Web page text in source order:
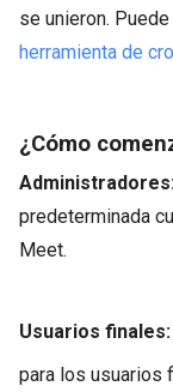
se unieron.
herramienta de
¿Cómo
predeterminada
Meet.
Usuarios finales:
para los usuarios